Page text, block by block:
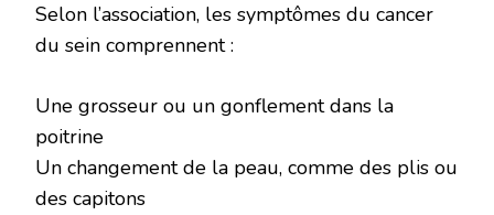
Selon l’association, les symptômes du cancer
du sein comprennent :
Une grosseur ou un gonflement dans la
poitrine
Un changement de la peau, comme des plis ou
des capitons